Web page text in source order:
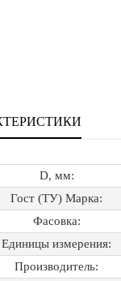
D, мм:
Гост (ТУ) Марка:
Фасовка:
Единицы измерения:
Производитель: